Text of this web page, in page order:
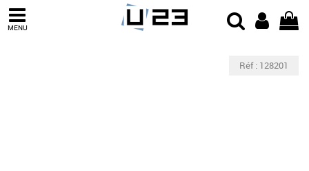
MENU
Réf : 128201